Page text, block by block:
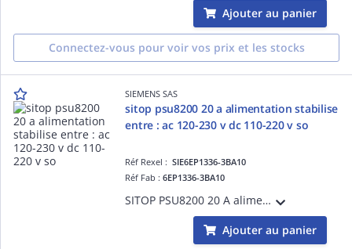
Ajouter au panier
Connectez-vous pour voir vos prix et les stocks
SIEMENS SAS
sitop psu8200 20 a alimentation stabilise
entre : ac 120-230 v dc 110-220 v so
Réf Rexel :SIE6EP1336-3BA10
Réf Fab :6EP1336-3BA10
SITOP PSU8200 20 A alimentation stabilise entre : AC 120-230 V DC 110-220 V sortie : DC 24 V/20 A
Ajouter au panier